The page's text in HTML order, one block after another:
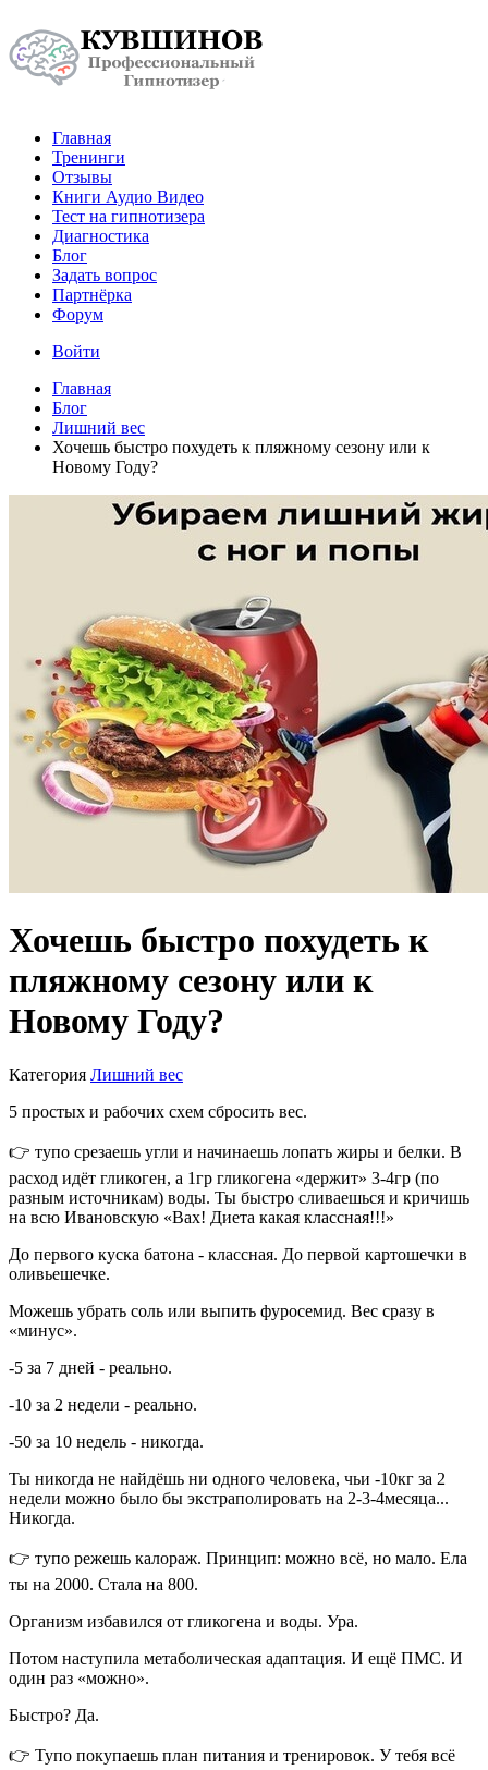
Главная
Тренинги
Отзывы
Книги Аудио Видео
Тест на гипнотизера
Диагностика
Блог
Задать вопрос
Партнёрка
Форум
Войти
Главная
Блог
Лишний вес
Хочешь быстро похудеть к пляжному сезону или к
Новому Году?
Хочешь быстро похудеть к
пляжному сезону или к
Новому Году?
Категория Лишний вес
5 простых и рабочих схем сбросить вес.
👉 тупо срезаешь угли и начинаешь лопать жиры и белки. В
расход идёт гликоген, а 1гр гликогена «держит» 3-4гр (по
разным источникам) воды. Ты быстро сливаешься и кричишь
на всю Ивановскую «Вах! Диета какая классная!!!»
До первого куска батона - классная. До первой картошечки в
оливьешечке.
Можешь убрать соль или выпить фуросемид. Вес сразу в
«минус».
-5 за 7 дней - реально.
-10 за 2 недели - реально.
-50 за 10 недель - никогда.
Ты никогда не найдёшь ни одного человека, чьи -10кг за 2
недели можно было бы экстраполировать на 2-3-4месяца...
Никогда.
👉 тупо режешь калораж. Принцип: можно всё, но мало. Ела
ты на 2000. Стала на 800.
Организм избавился от гликогена и воды. Ура.
Потом наступила метаболическая адаптация. И ещё ПМС. И
один раз «можно».
Быстро? Да.
👉 Тупо покупаешь план питания и тренировок. У тебя всё